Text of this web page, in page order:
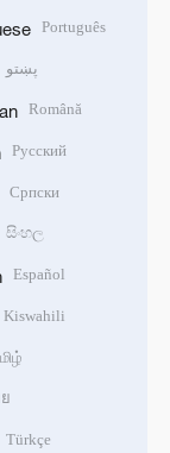
Português
پښتو
Română
Русский
Српски
සිංහල
Español
Kiswahili
Türkçe